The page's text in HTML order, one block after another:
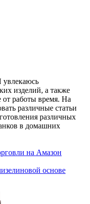
увлекаюсь
изделий, а также
от работы время. На
различные статьи
различных
в домашних
на Амазон
основе